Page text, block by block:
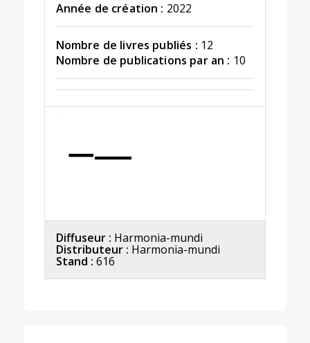
Année de création : 2022
Nombre de livres publiés : 12
Nombre de publications par an : 10
Diffuseur : Harmonia-mundi
Distributeur : Harmonia-mundi
Stand : 616